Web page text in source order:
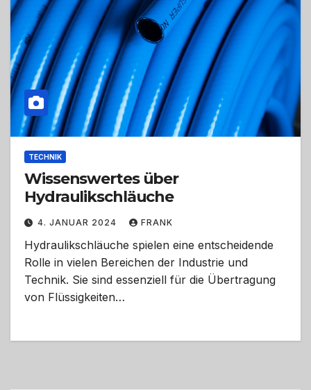
TECHNIK
Wissenswertes über
Hydraulikschläuche
4. JANUAR 2024 FRANK
Hydraulikschläuche spielen eine entscheidende
Rolle in vielen Bereichen der Industrie und
Technik. Sie sind essenziell für die Übertragung
von Flüssigkeiten…